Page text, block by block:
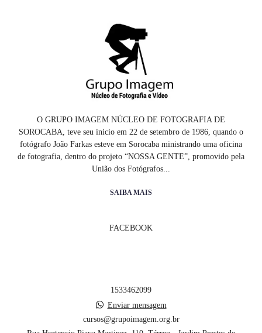
O GRUPO IMAGEM NÚCLEO DE FOTOGRAFIA DE
SOROCABA, teve seu inicio em 22 de setembro de 1986, quando o
fotógrafo João Farkas esteve em Sorocaba ministrando uma oficina
de fotografia, dentro do projeto “NOSSA GENTE”, promovido pela
União dos Fotógrafos...
SAIBA MAIS
FACEBOOK
1533462099
Enviar mensagem
cursos@grupoimagem.org.br